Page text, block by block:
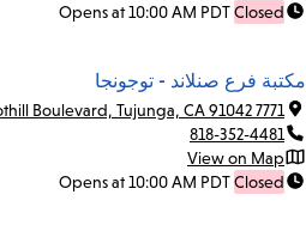
Closed
Opens at 10:00 AM PDT
مكتبة فرع صنلاند - توجونجا
7771 Foothill Boulevard, Tujunga, CA 91042
818-352-4481
View on Map
Closed
Opens at 10:00 AM PDT